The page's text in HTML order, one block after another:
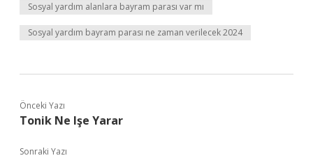
Sosyal yardım alanlara bayram parası var mı
Sosyal yardım bayram parası ne zaman verilecek 2024
Önceki Yazı
Tonik Ne Işe Yarar
Sonraki Yazı